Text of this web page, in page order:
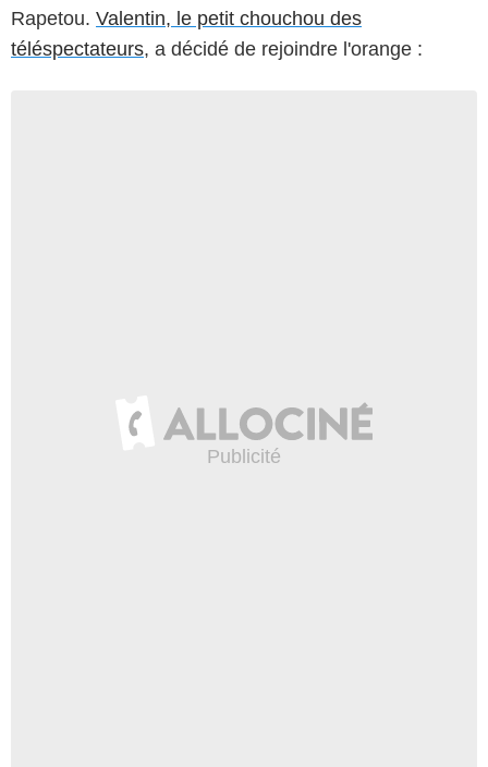
Rapetou. Valentin, le petit chouchou des
téléspectateurs, a décidé de rejoindre l'orange :